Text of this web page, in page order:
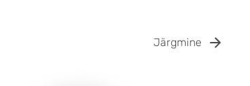
Järgmine